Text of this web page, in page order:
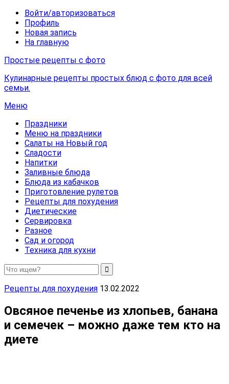
Войти/авторизоваться
Профиль
Новая запись
На главную
Простые рецепты с фото
Кулинарные рецепты простых блюд с фото для всей
семьи.
Меню
Праздники
Меню на праздники
Салаты на Новый год
Сладости
Напитки
Заливные блюда
Блюда из кабачков
Приготовление рулетов
Рецепты для похудения
Диетические
Сервировка
Разное
Сад и огород
Техника для кухни
Рецепты для похудения 13.02.2022
Овсяное печенье из хлопьев, банана
и семечек – можно даже тем кто на
диете